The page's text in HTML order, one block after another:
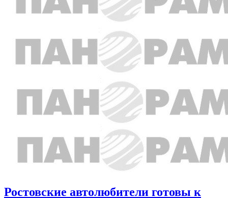
Ростовские автолюбители готовы к